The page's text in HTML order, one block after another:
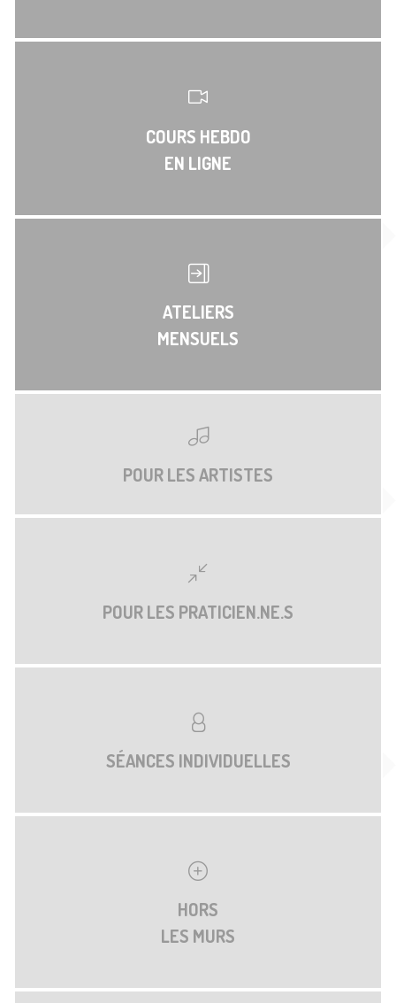
COURS HEBDO
EN LIGNE
ATELIERS
MENSUELS
POUR LES ARTISTES
POUR LES PRATICIEN.NE.S
SÉANCES INDIVIDUELLES
HORS
LES MURS